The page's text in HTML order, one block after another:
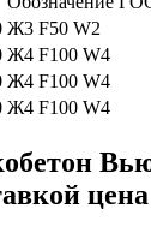
Ж3 F50 W2
Ж4 F100 W4
Ж4 F100 W4
Ж4 F100 W4